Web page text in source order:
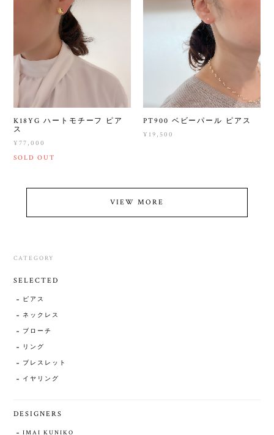
K18YG ハートモチーフ ピア
ス
¥77,000
SOLD OUT
PT900 ベビーパール ピアス
¥19,500
VIEW MORE
CATEGORY
SELECTED
ピアス
ネックレス
ブローチ
リング
ブレスレット
イヤリング
DESIGNERS
IMAI KUNIKO